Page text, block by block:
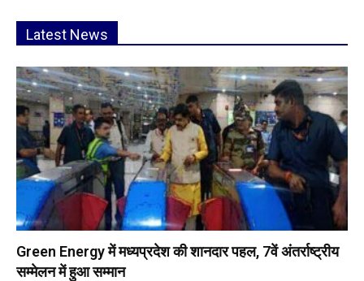
Latest News
Green Energy में मध्यप्रदेश की शानदार पहल, 7वें अंतर्राष्ट्रीय
सम्मेलन में हुआ सम्मान